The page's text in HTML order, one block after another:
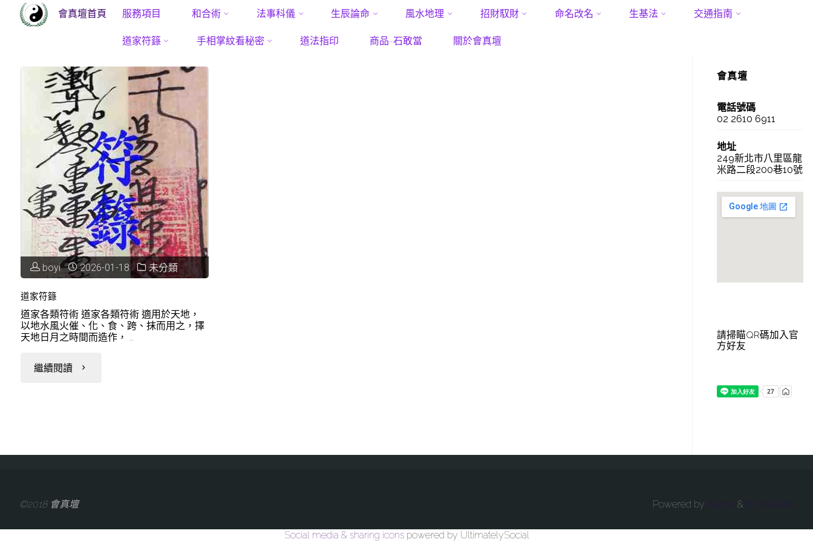
會真壇首頁 Skip
content
服務項目 和合術 法事科儀 生辰論命 風水地理 招財馭財 命名改名 生基法 交通指南
道家符籙 手相掌紋看秘密 道法指印 商品-石敢當 關於會真壇
Home Posts tagged "良緣符"
boyi 2026-01-18 未分類
道家符籙
道家各類符術 道家各類符術 適用於天地，
以地水風火催、化、食、跨、抹而用之，擇
天地日月之時間而造作， …
繼續閱讀 "道
籙"
會真壇
電話號碼
02 2610 6911
地址
249新北市八里區龍
米路二段200巷10號
請掃瞄QR碼加入官
方好友
©2018 會真壇 Powered by Anima & WordPress.
Social media & sharing icons powered by UltimatelySocial